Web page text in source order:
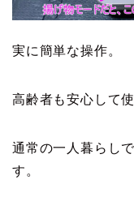
実に簡単な操作。
高齢者も安心して
通常の一人暮らし
す。